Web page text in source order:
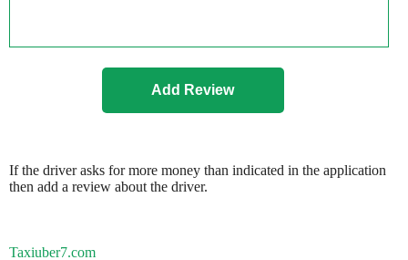
If the driver asks for more money than indicated in the application
then add a review about the driver.
Taxiuber7.com